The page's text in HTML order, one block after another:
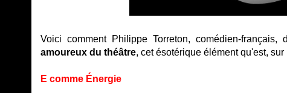
Voici comment Philippe Torreton, comédien-français,
amoureux du théâtre, cet ésotérique élément qu'est,
E comme Énergie